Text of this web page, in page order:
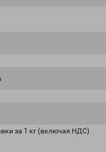
за 1 кг (включая НДС)